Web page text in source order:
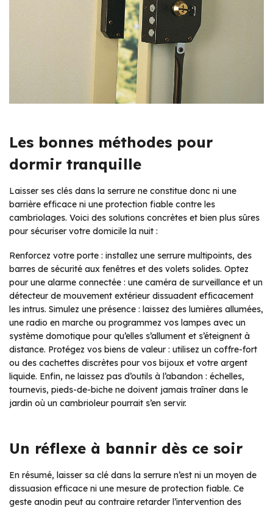
Les bonnes méthodes pour
dormir tranquille
Laisser ses clés dans la serrure ne constitue donc ni une
barrière efficace ni une protection fiable contre les
cambriolages. Voici des solutions concrètes et bien plus sûres
pour sécuriser votre domicile la nuit :
Renforcez votre porte : installez une serrure multipoints, des
barres de sécurité aux fenêtres et des volets solides. Optez
pour une alarme connectée : une caméra de surveillance et un
détecteur de mouvement extérieur dissuadent efficacement
les intrus. Simulez une présence : laissez des lumières allumées,
une radio en marche ou programmez vos lampes avec un
système domotique pour qu’elles s’allument et s’éteignent à
distance. Protégez vos biens de valeur : utilisez un coffre-fort
ou des cachettes discrètes pour vos bijoux et votre argent
liquide. Enfin, ne laissez pas d’outils à l’abandon : échelles,
tournevis, pieds-de-biche ne doivent jamais traîner dans le
jardin où un cambrioleur pourrait s’en servir.
Un réflexe à bannir dès ce soir
En résumé, laisser sa clé dans la serrure n’est ni un moyen de
dissuasion efficace ni une mesure de protection fiable. Ce
geste anodin peut au contraire retarder l’intervention des